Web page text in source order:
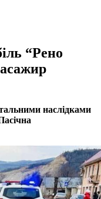
“Рено
наслідками